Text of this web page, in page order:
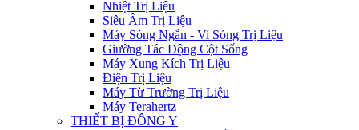
Nhiệt Trị Liệu
Siêu Âm Trị Liệu
Máy Sóng Ngắn - Vi Sóng Trị Liệu
Giường Tác Động Cột Sống
Máy Xung Kích Trị Liệu
Điện Trị Liệu
Máy Từ Trường Trị Liệu
Máy Terahertz
THIẾT BỊ ĐÔNG Y